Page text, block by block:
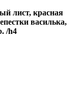
лист, красная
василька,
/h4